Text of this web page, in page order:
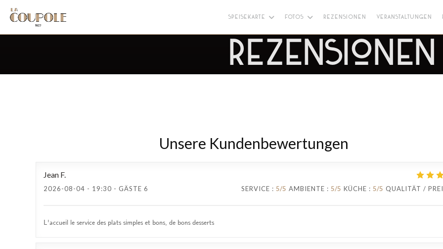
SPEISEKARTE FOTOS REZENSIONEN VERANSTALTUNGEN
Rezensionen
Unsere Kundenbewertungen
Jean F
2026-08-04 - 19:30 - GÄSTE 6 SERVICE : 5/5 AMBIENTE : 5/5 KÜCHE : 5/5 QUALITÄT /
L'accueil le service des plats simples et bons, de bons desserts